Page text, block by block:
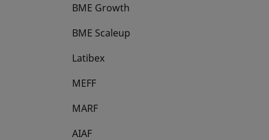
BME Growth
se abre en una pestaña nueva
BME Scaleup
se abre en una pestaña nueva
Latibex
se abre en una pestaña nueva
MEFF
se abre en una pestaña nueva
MARF
AIAF